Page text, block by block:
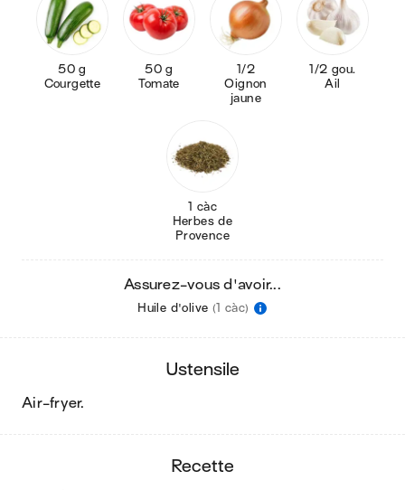
50 g
Courgette
50 g
Tomate
1/2
Oignon
jaune
1/2 gou.
Ail
1 càc
Herbes de
Provence
Assurez-vous d'avoir...
Huile d'olive (1 càc)
ustensile
air-fryer.
recette